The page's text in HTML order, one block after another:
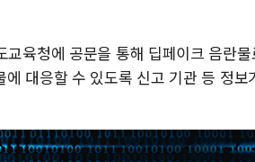
교육청에 공문을 통해 딥페이크 음란
에 대응할 수 있도록 신고 기관 등 정